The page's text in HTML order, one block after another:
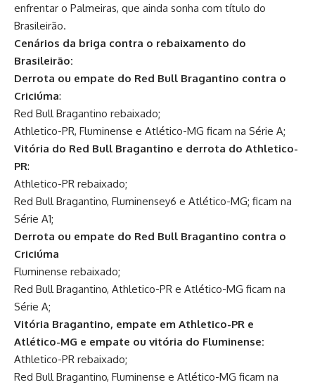
enfrentar o Palmeiras, que ainda sonha com título do
Brasileirão.
Cenários da briga contra o rebaixamento do
Brasileirão:
Derrota ou empate do Red Bull Bragantino contra o
Criciúma:
Red Bull Bragantino rebaixado;
Athletico-PR, Fluminense e Atlético-MG ficam na Série A;
Vitória do Red Bull Bragantino e derrota do Athletico-
PR:
Athletico-PR rebaixado;
Red Bull Bragantino, Fluminensey6 e Atlético-MG; ficam na
Série A1;
Derrota ou empate do Red Bull Bragantino contra o
Criciúma
Fluminense rebaixado;
Red Bull Bragantino, Athletico-PR e Atlético-MG ficam na
Série A;
Vitória Bragantino, empate em Athletico-PR e
Atlético-MG e empate ou vitória do Fluminense:
Athletico-PR rebaixado;
Red Bull Bragantino, Fluminense e Atlético-MG ficam na